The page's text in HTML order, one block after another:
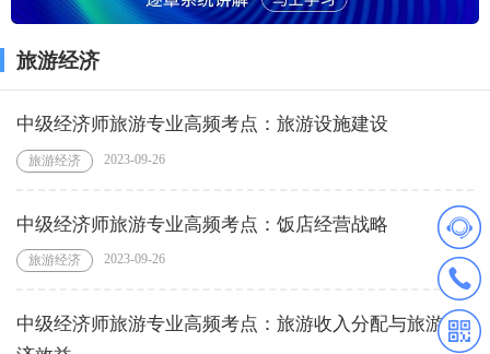
旅游经济
中级经济师旅游专业高频考点：旅游设施建设
旅游经济 2023-09-26
中级经济师旅游专业高频考点：饭店经营战略
旅游经济 2023-09-26
中级经济师旅游专业高频考点：旅游收入分配与旅游经